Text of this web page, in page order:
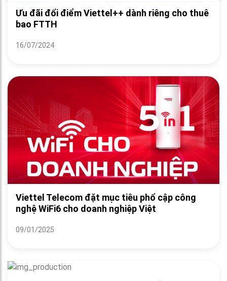
Ưu đãi đổi điểm Viettel++ dành riêng cho thuê
bao FTTH
16/07/2024
Viettel Telecom đặt mục tiêu phổ cập công
nghệ WiFi6 cho doanh nghiệp Việt
09/01/2025